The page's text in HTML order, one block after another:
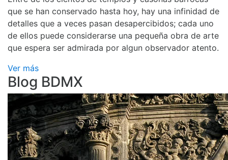
que se han conservado hasta hoy, hay una infinidad de
detalles que a veces pasan desapercibidos; cada uno
de ellos puede considerarse una pequeña obra de arte
que espera ser admirada por algun observador atento.
Ver más
Blog BDMX